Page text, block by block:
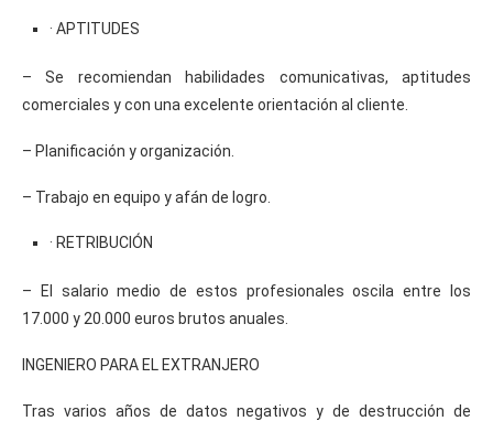
· APTITUDES
– Se recomiendan habilidades comunicativas, aptitudes
comerciales y con una excelente orientación al cliente.
– Planificación y organización.
– Trabajo en equipo y afán de logro.
· RETRIBUCIÓN
– El salario medio de estos profesionales oscila entre los
17.000 y 20.000 euros brutos anuales.
INGENIERO PARA EL EXTRANJERO
Tras varios años de datos negativos y de destrucción de